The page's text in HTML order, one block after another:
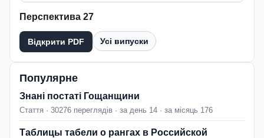
Перспектива 27
Відкрити PDF Усі випуски
Популярне
Знані постаті Гощанщини
Стаття · 30276 переглядів · за день 14 · за місяць 176
Таблицы табели о рангах в Российской